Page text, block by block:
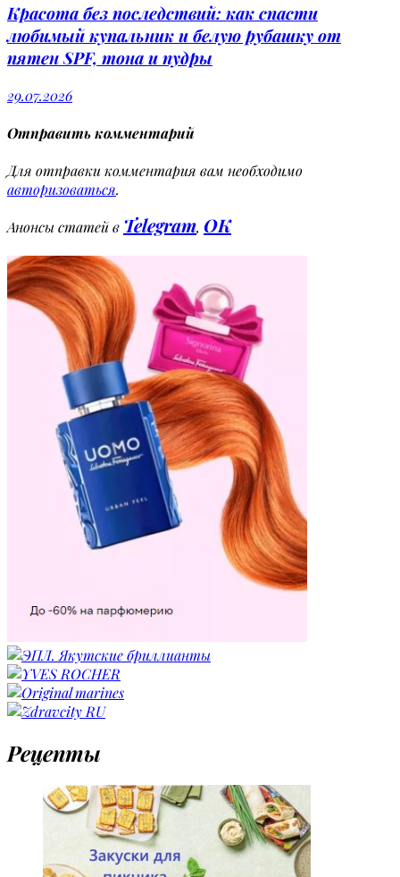
Красота без последствий: как спасти
любимый купальник и белую рубашку от
пятен SPF, тона и пудры
29.07.2026
Отправить комментарий
Для отправки комментария вам необходимо
авторизоваться.
Анонсы статей в Telegram, OK
Рецепты